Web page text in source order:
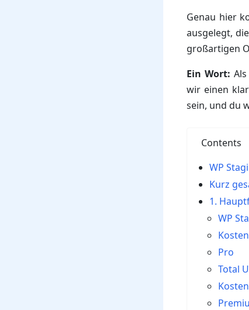
Genau hier
ausgelegt,
großartigen
Ein Wort:
wir einen
sein, und du
Contents
WP
Kurz
1.
WP
Pro
Total